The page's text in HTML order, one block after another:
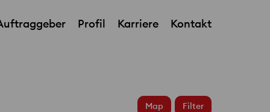
Profil Karriere Kontakt
Map Filter